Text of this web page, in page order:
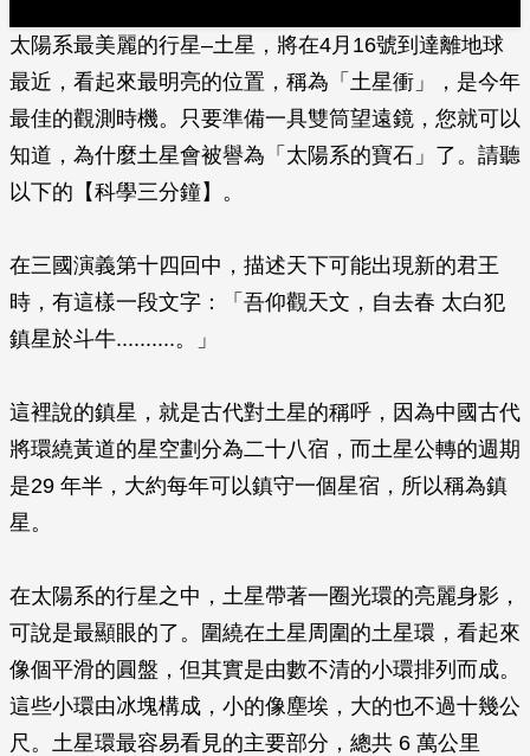
太陽系最美麗的行星–土星，將在4月16號到達離地球
最近，看起來最明亮的位置，稱為「土星衝」，是今年
最佳的觀測時機。只要準備一具雙筒望遠鏡，您就可以
知道，為什麼土星會被譽為「太陽系的寶石」了。請聽
以下的【科學三分鐘】。
在三國演義第十四回中，描述天下可能出現新的君王
時，有這樣一段文字：「吾仰觀天文，自去春 太白犯
鎮星於斗牛..........。」
這裡說的鎮星，就是古代對土星的稱呼，因為中國古代
將環繞黃道的星空劃分為二十八宿，而土星公轉的週期
是29 年半，大約每年可以鎮守一個星宿，所以稱為鎮
星。
在太陽系的行星之中，土星帶著一圈光環的亮麗身影，
可說是最顯眼的了。圍繞在土星周圍的土星環，看起來
像個平滑的圓盤，但其實是由數不清的小環排列而成。
這些小環由冰塊構成，小的像塵埃，大的也不過十幾公
尺。土星環最容易看見的主要部分，總共 6 萬公里